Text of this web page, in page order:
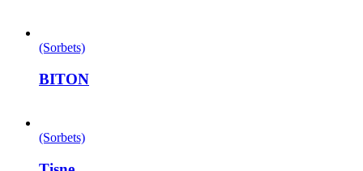
(Sorbets)
BITON
(Sorbets)